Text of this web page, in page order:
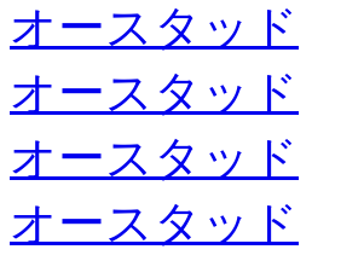
オースタッド
オースタッド
オースタッド
オースタッド